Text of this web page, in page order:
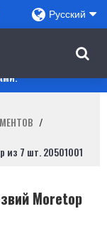
Русский
/
из 7 шт. 20501001
Moretop